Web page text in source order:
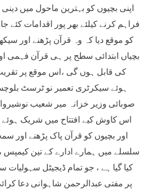
اپنی بچیوں کو بہترین ماحول میں
فراہم کرنے کیلئے بھر پور اقدامات کئے
کو موقع دیا کہ وہ قرآن پڑھنے اور
بچیاں ابتدائی سطح پر ہی قرآن فہمی
کی قابل ہوں گی ،اس موقع پر
ہوئے سیکرٹری تعمیر نو ٹرسٹ
صوبائی وزیر خزانہ میر شعیب
اس کاوش کیے افتتاح میں شریک ہوئے
اور بچیوں کو قرآن پاک پڑھنے اور
سلسلے میں ہمارے ادارے کے تین کیمپس
کیا گیا ہے ، جو تمام ڈیجیٹل سہولیات
پر مفتی عبدالرحمن شاہوانی دعا